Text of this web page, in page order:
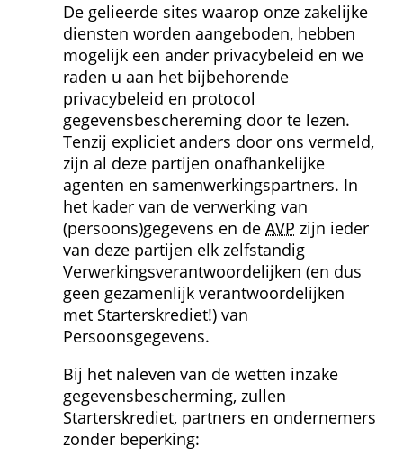
De gelieerde sites waarop onze zakelijke
diensten worden aangeboden, hebben
mogelijk een ander privacybeleid en we
raden u aan het bijbehorende
privacybeleid en protocol
gegevensbeschereming door te lezen.
Tenzij expliciet anders door ons vermeld,
zijn al deze partijen onafhankelijke
agenten en samenwerkingspartners. In
het kader van de verwerking van
(persoons)gegevens en de AVP zijn ieder
van deze partijen elk zelfstandig
Verwerkings­verantwoordelijken (en dus
geen gezamenlijk verantwoordelijken
met Starterskrediet!) van
Persoonsgegevens.
Bij het naleven van de wetten inzake
gegevensbescherming, zullen
Starterskrediet, partners en ondernemers
zonder beperking: